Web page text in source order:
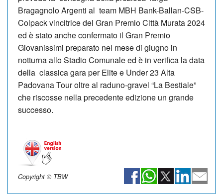
Bragagnolo Argenti al team MBH Bank-Ballan-CSB-
Colpack vincitrice del Gran Premio Città Murata 2024
ed è stato anche confermato il Gran Premio
Giovanissimi preparato nel mese di giugno in
notturna allo Stadio Comunale ed è in verifica la data
della classica gara per Elite e Under 23 Alta
Padovana Tour oltre al raduno-gravel “La Bestiale”
che riscosse nella precedente edizione un grande
successo.
Copyright © TBW